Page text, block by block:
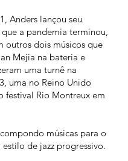
Anders lançou seu
a pandemia terminou,
outros dois músicos que
Mejia na bateria e
uma turnê na
uma no Reino Unido
festival Rio Montreux em
músicas para o
de jazz progressivo.